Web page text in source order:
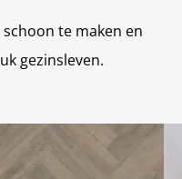
te maken en
gezinsleven.